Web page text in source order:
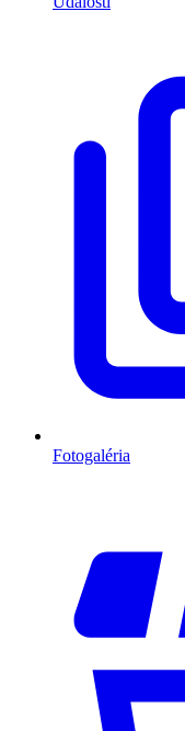
Fotogaléria